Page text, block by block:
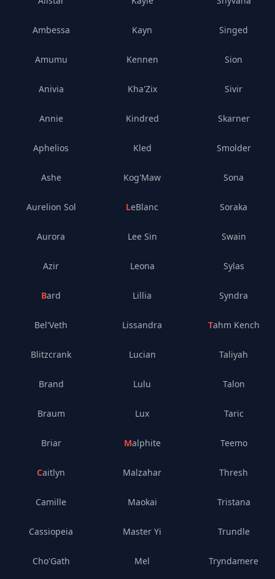
Ambessa
Amumu
Anivia
Annie
Aphelios
Ashe
Aurelion Sol
Aurora
Azir
Bard
Bel'Veth
Blitzcrank
Brand
Braum
Briar
Caitlyn
Camille
Cassiopeia
Cho'Gath
Kayn
Kennen
Kha'Zix
Kindred
Kled
Kog'Maw
LeBlanc
Lee Sin
Leona
Lillia
Lissandra
Lucian
Lulu
Lux
Malphite
Malzahar
Maokai
Master Yi
Mel
Singed
Sion
Sivir
Skarner
Smolder
Sona
Soraka
Swain
Sylas
Syndra
Tahm Kench
Taliyah
Talon
Taric
Teemo
Thresh
Tristana
Trundle
Tryndamere